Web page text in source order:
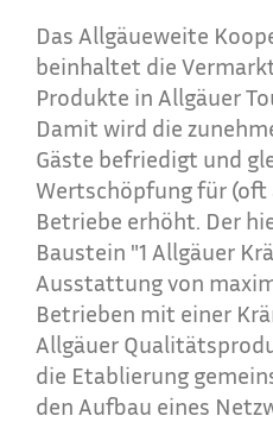
Das Allgäueweite
beinhaltet die
Produkte in Allgäuer
Damit wird die
Gäste befriedigt und
Wertschöpfung für (oft
Betriebe erhöht. Der
Baustein "1 Allgäuer
Ausstattung von
Betrieben mit einer
Allgäuer
die Etablierung
den Aufbau eines